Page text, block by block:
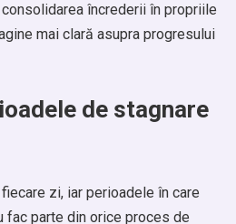
încrederii în propriile
mai clară asupra progresului
de stagnare
zi, iar perioadele în care
fac parte din orice proces de